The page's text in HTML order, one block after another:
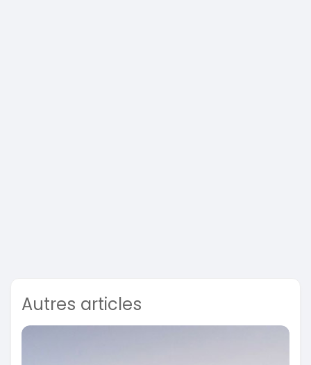
Autres articles